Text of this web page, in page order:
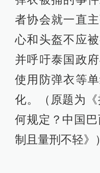
者协会就一直
心和头盔不应
并呼吁泰国政
使用防弹衣等
化。（原题为
何规定？中国
制且量刑不轻》）